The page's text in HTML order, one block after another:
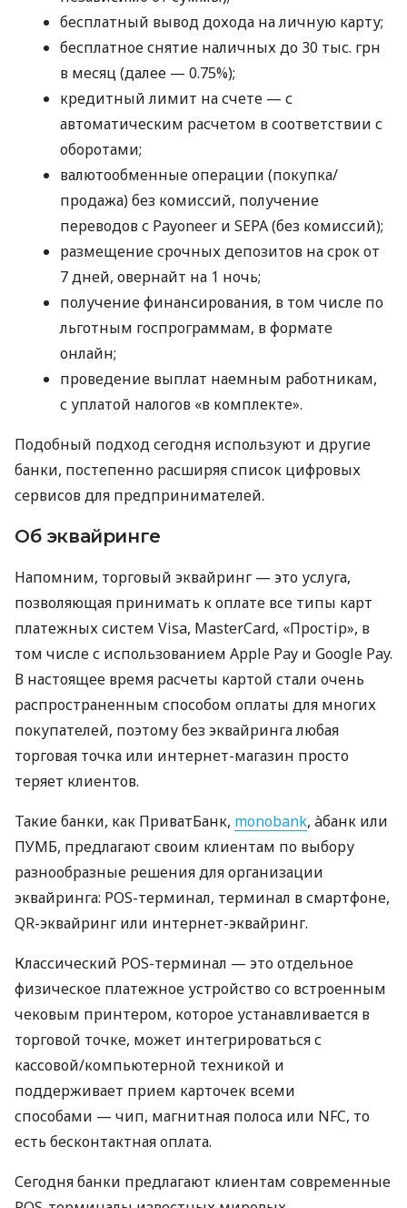
бесплатный вывод дохода на личную карту;
бесплатное снятие наличных до 30 тыс. грн
в месяц (далее — 0.75%);
кредитный лимит на счете — с
автоматическим расчетом в соответствии с
оборотами;
валютообменные операции (покупка/
продажа) без комиссий, получение
переводов с Payoneer и SEPA (без комиссий);
размещение срочных депозитов на срок от
7 дней, овернайт на 1 ночь;
получение финансирования, в том числе по
льготным госпрограммам, в формате
онлайн;
проведение выплат наемным работникам,
с уплатой налогов «в комплекте».
Подобный подход сегодня используют и другие
банки, постепенно расширяя список цифровых
сервисов для предпринимателей.
Об эквайринге
Напомним, торговый эквайринг — это услуга,
позволяющая принимать к оплате все типы карт
платежных систем Visa, MasterCard, «Простір», в
том числе с использованием Apple Pay и Google Pay.
В настоящее время расчеты картой стали очень
распространенным способом оплаты для многих
покупателей, поэтому без эквайринга любая
торговая точка или интернет-магазин просто
теряет клиентов.
Такие банки, как ПриватБанк, monobank, àбанк или
ПУМБ, предлагают своим клиентам по выбору
разнообразные решения для организации
эквайринга: POS-терминал, терминал в смартфоне,
QR-эквайринг или интернет-эквайринг.
Классический POS-терминал — это отдельное
физическое платежное устройство со встроенным
чековым принтером, которое устанавливается в
торговой точке, может интегрироваться с
кассовой/компьютерной техникой и
поддерживает прием карточек всеми
способами — чип, магнитная полоса или NFC, то
есть бесконтактная оплата.
Сегодня банки предлагают клиентам современные